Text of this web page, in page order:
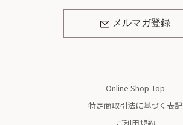
メルマガ登録
Online Shop Top
特定商取引法に基づく表記
ご利用規約